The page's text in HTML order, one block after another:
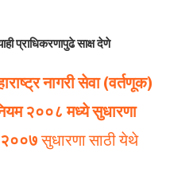
प्राधिकरणापुढे साक्ष देणे
नागरी सेवा (वर्तणूक)
२००८ मध्ये सुधारणा
२००७सुधारणा साठी येथे